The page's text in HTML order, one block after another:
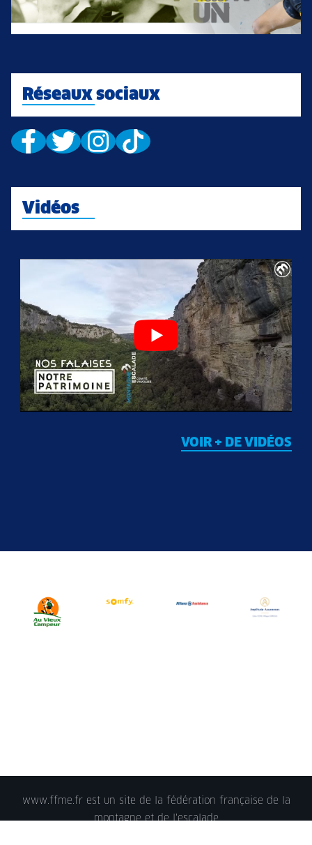
Réseaux sociaux
Vidéos
VOIR + DE VIDÉOS
www.ffme.fr est un site de la fédération française de la
montagne et de l'escalade